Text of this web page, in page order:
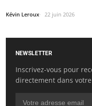
Kévin Leroux 22 juin 2026
NEWSLETTER
Inscrivez-vous pour
directement dans